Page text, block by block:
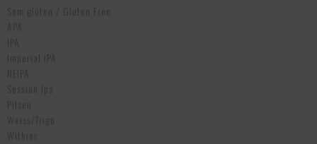
Sem glúten / Gluten Free
APA
IPA
Imperial IPA
NEIPA
Session Ipa
Pilsen
Weiss/Trigo
Witbier